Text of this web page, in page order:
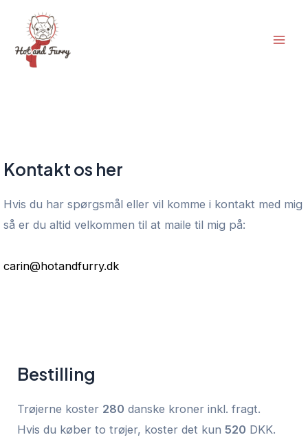
indholdet
Kontakt os her
Hvis du har spørgsmål eller vil komme i kontakt med mig
så er du altid velkommen til at maile til mig på:
carin@hotandfurry.dk
Bestilling
Trøjerne koster 280 danske kroner inkl. fragt.
Hvis du køber to trøjer, koster det kun520 DKK.